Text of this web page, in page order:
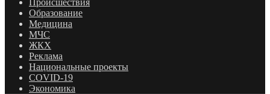
Образование
Медицина
МЧС
ЖКХ
Реклама
Национальные проекты
COVID-19
Экономика